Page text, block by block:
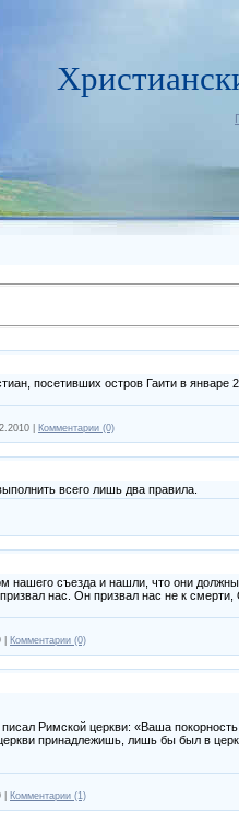
посетивших остров Гаити в
Комментарии (0)
всего лишь два правила.
нашего съезда и нашли, что они
нас. Он призвал нас не к
Комментарии (0)
Римской церкви: «Ваша
принадлежишь, лишь бы был в
Комментарии (1)